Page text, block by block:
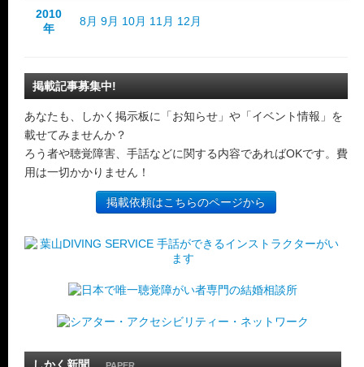
2010
年
8月 9月 10月 11月 12月
掲載記事募集中!
あなたも、しかく掲示板に「お知らせ」や「イベント情報」を
載せてみませんか？
ろう者や聴覚障害、手話などに関する内容であればOKです。費
用は一切かかりません！
掲載依頼はこちらのページから